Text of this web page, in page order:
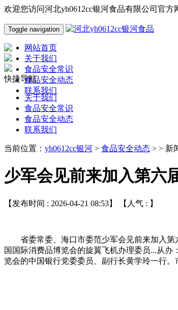
欢迎您访问河北yh0612cc银河食品有限公司官方
Toggle navigation
网站首页
关于我们
食品安全常识
食品安全动态
联系我们
快捷导航
关于我们
食品安全常识
食品安全动态
联系我们
当前位置： yh0612cc银河 > 食品安全动态 > > 新
少军会见前来加入第六
【发布时间 : 2026-04-21 08:53】 【人气 : 】
省委常委、海口市委范少军会见前来加入第
国国际消费品博览会的旋翼飞机办理委员...从
览会的中国银行党委委员、副行长黄学玲一行